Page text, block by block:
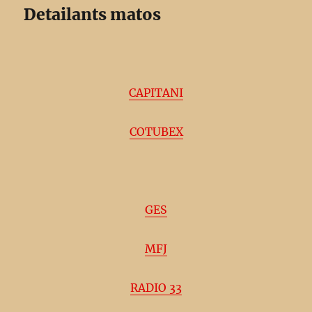
Detailants matos
CAPITANI
COTUBEX
GES
MFJ
RADIO 33